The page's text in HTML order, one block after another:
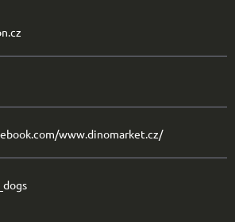
www.dinomarket.cz/